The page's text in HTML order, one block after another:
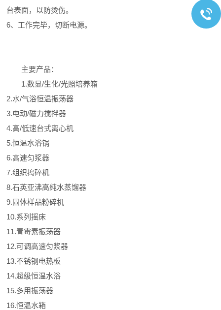
台表面，以防烫伤。
6、工作完毕，切断电源。
主要产品：
1.数显/生化/光照培养箱
2.水/气浴恒温振荡器
3.电动/磁力搅拌器
4.高/低速台式离心机
5.恒温水浴锅
6.高速匀浆器
7.组织捣碎机
8.石英亚沸高纯水蒸馏器
9.固体样品粉碎机
10.系列摇床
11.青霉素振荡器
12.可调高速匀浆器
13.不锈钢电热板
14.超级恒温水浴
15.多用振荡器
16.恒温水箱